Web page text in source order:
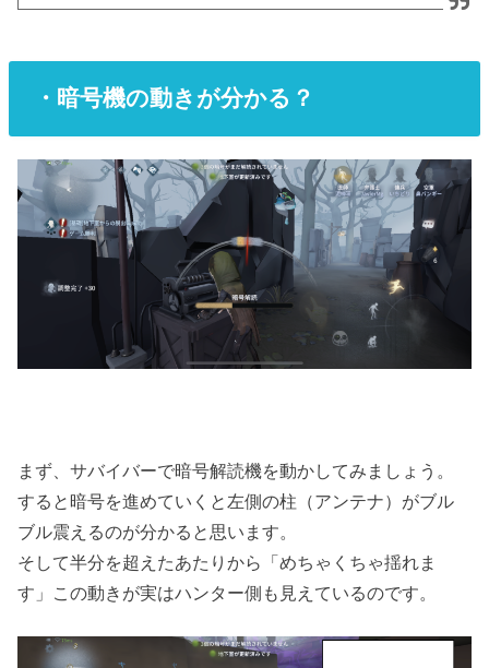
・暗号機の動きが分かる？
まず、サバイバーで暗号解読機を動かしてみましょう。
すると暗号を進めていくと左側の柱（アンテナ）がブル
ブル震えるのが分かると思います。
そして半分を超えたあたりから「めちゃくちゃ揺れま
す」この動きが実はハンター側も見えているのです。